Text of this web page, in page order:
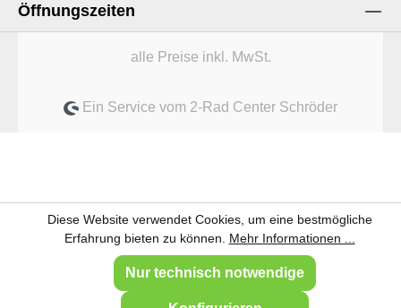
Öffnungszeiten
alle Preise inkl. MwSt.
Ein Service vom 2-Rad Center Schröder
Diese Website verwendet Cookies, um eine bestmögliche
Erfahrung bieten zu können. Mehr Informationen ...
Nur technisch notwendige